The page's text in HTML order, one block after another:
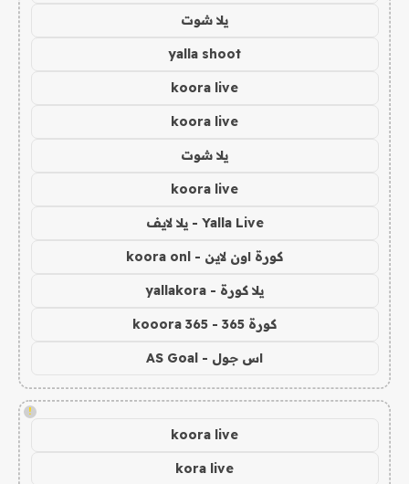
يلا شوت
yalla shoot
koora live
koora live
يلا شوت
koora live
Yalla Live - يلا لايف
كورة اون لاين - koora onl
يلا كورة - yallakora
كورة 365 - kooora 365
اس جول - AS Goal
!
koora live
kora live